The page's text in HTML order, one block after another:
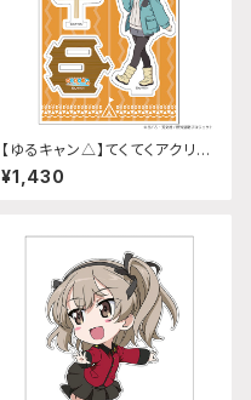
【ゆるキャン△】てくてくアクリル
スタンド(『SEASON3』斉藤 恵
那)
¥1,430